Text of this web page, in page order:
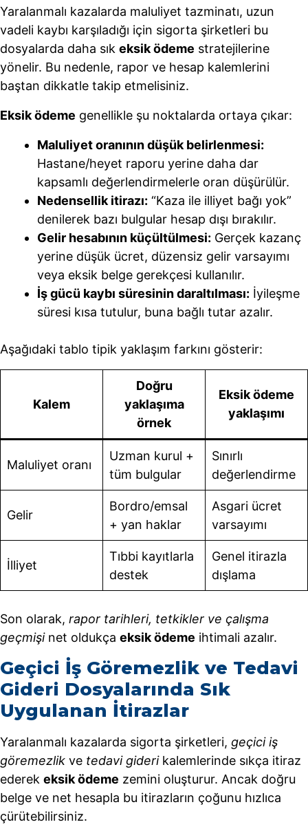
Yaralanmalı kazalarda maluliyet tazminatı, uzun
vadeli kaybı karşıladığı için sigorta şirketleri bu
dosyalarda daha sık eksik ödeme stratejilerine
yönelir. Bu nedenle, rapor ve hesap kalemlerini
baştan dikkatle takip etmelisiniz.
Eksik ödeme genellikle şu noktalarda ortaya çıkar:
Maluliyet oranının düşük belirlenmesi:
Hastane/heyet raporu yerine daha dar
kapsamlı değerlendirmelerle oran düşürülür.
Nedensellik itirazı: “Kaza ile illiyet bağı yok”
denilerek bazı bulgular hesap dışı bırakılır.
Gelir hesabının küçültülmesi: Gerçek kazanç
yerine düşük ücret, düzensiz gelir varsayımı
veya eksik belge gerekçesi kullanılır.
İş gücü kaybı süresinin daraltılması: İyileşme
süresi kısa tutulur, buna bağlı tutar azalır.
Aşağıdaki tablo tipik yaklaşım farkını gösterir:
Kalem
Doğru
yaklaşıma
örnek
Eksik ödeme
yaklaşımı
Maluliyet oranı
Uzman kurul +
tüm bulgular
Sınırlı
değerlendirme
Gelir
Bordro/emsal
+ yan haklar
Asgari ücret
varsayımı
İlliyet
Tıbbi kayıtlarla
destek
Genel itirazla
dışlama
Son olarak, rapor tarihleri, tetkikler ve çalışma
geçmişinet oldukça eksik ödeme ihtimali azalır.
Geçici İş Göremezlik ve Tedavi
Gideri Dosyalarında Sık
Uygulanan İtirazlar
Yaralanmalı kazalarda sigorta şirketleri, geçici iş
göremezlik ve tedavi giderikalemlerinde sıkça itiraz
ederek eksik ödeme zemini oluşturur. Ancak doğru
belge ve net hesapla bu itirazların çoğunu hızlıca
çürütebilirsiniz.